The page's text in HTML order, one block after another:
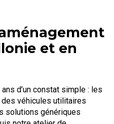
et en
d’un constat simple : les
véhicules utilitaires
solutions génériques